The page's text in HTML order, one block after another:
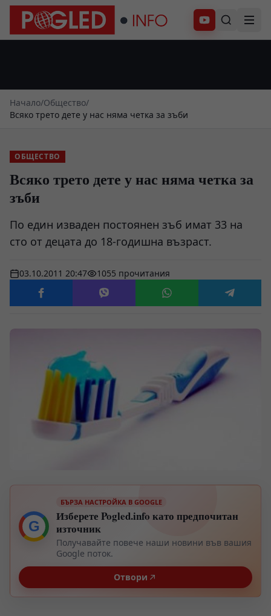
Абонирай се
Начало/Общество/
Всяко трето дете у нас няма четка за зъби
ОБЩЕСТВО
Всяко трето дете у нас няма четка за
зъби
По един изваден постоянен зъб имат 33 на
сто от децата до 18-годишна възраст.
03.10.2011 20:47 1055 прочитания
G
БЪРЗА НАСТРОЙКА В GOOGLE
Изберете Pogled.info като предпочитан
източник
Получавайте повече наши новини във вашия
Google поток.
Отвори